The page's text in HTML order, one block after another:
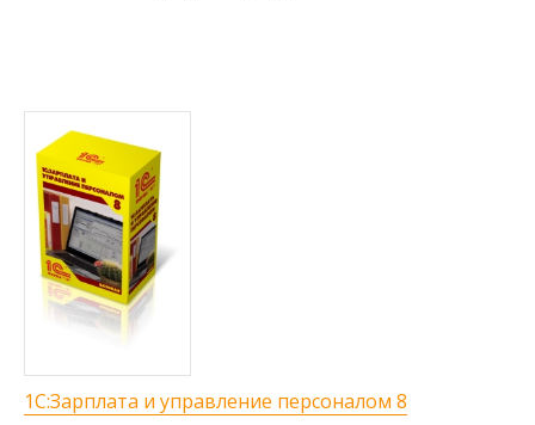
1С:Зарплата и управление персоналом 8